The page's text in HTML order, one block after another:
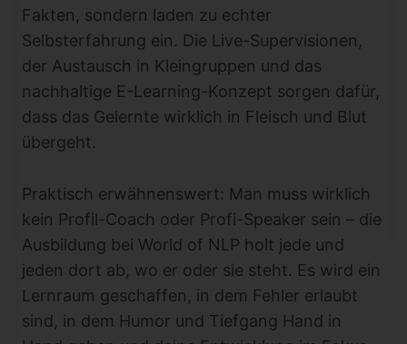
Fakten, sondern laden zu echter
Selbsterfahrung ein. Die Live-Supervisionen,
der Austausch in Kleingruppen und das
nachhaltige E-Learning-Konzept sorgen dafür,
dass das Gelernte wirklich in Fleisch und Blut
übergeht.
Praktisch erwähnenswert: Man muss wirklich
kein Profil-Coach oder Profi-Speaker sein – die
Ausbildung bei World of NLP holt jede und
jeden dort ab, wo er oder sie steht. Es wird ein
Lernraum geschaffen, in dem Fehler erlaubt
sind, in dem Humor und Tiefgang Hand in